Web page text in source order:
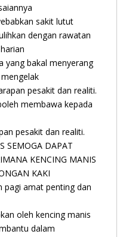
sakit lutut
dengan rawatan
yang bakal menyerang
pesakit dan realiti.
membawa kepada
pesakit dan realiti.
SEMOGA DAPAT
KENCING MANIS
KAKI
pagi amat penting dan
oleh kencing manis
dalam